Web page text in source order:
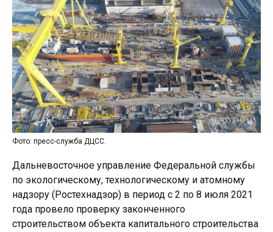
Фото: пресс-служба ДЦСС.
Дальневосточное управление Федеральной службы
по экологическому, технологическому и атомному
надзору (Ростехнадзор) в период с 2 по 8 июля 2021
года провело проверку законченного
строительством объекта капитального строительства